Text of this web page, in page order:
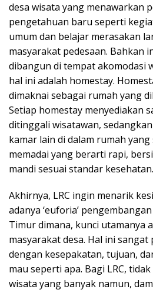
desa wisata yang menawarkan
pengetahuan baru seperti
umum dan belajar merasakan
masyarakat pedesaan. Bahkan
dibangun di tempat akomodasi
hal ini adalah homestay.
dimaknai sebagai rumah yang
Setiap homestay menyediakan
ditinggali wisatawan,
kamar lain di dalam rumah
memadai yang berarti rapi,
mandi sesuai standar kesehatan.
Akhirnya, LRC ingin menarik
adanya ‘euforia’
Timur dimana, kunci utamanya
masyarakat desa. Hal ini
dengan kesepakatan, tujuan,
mau seperti apa. Bagi LRC,
wisata yang banyak namun,